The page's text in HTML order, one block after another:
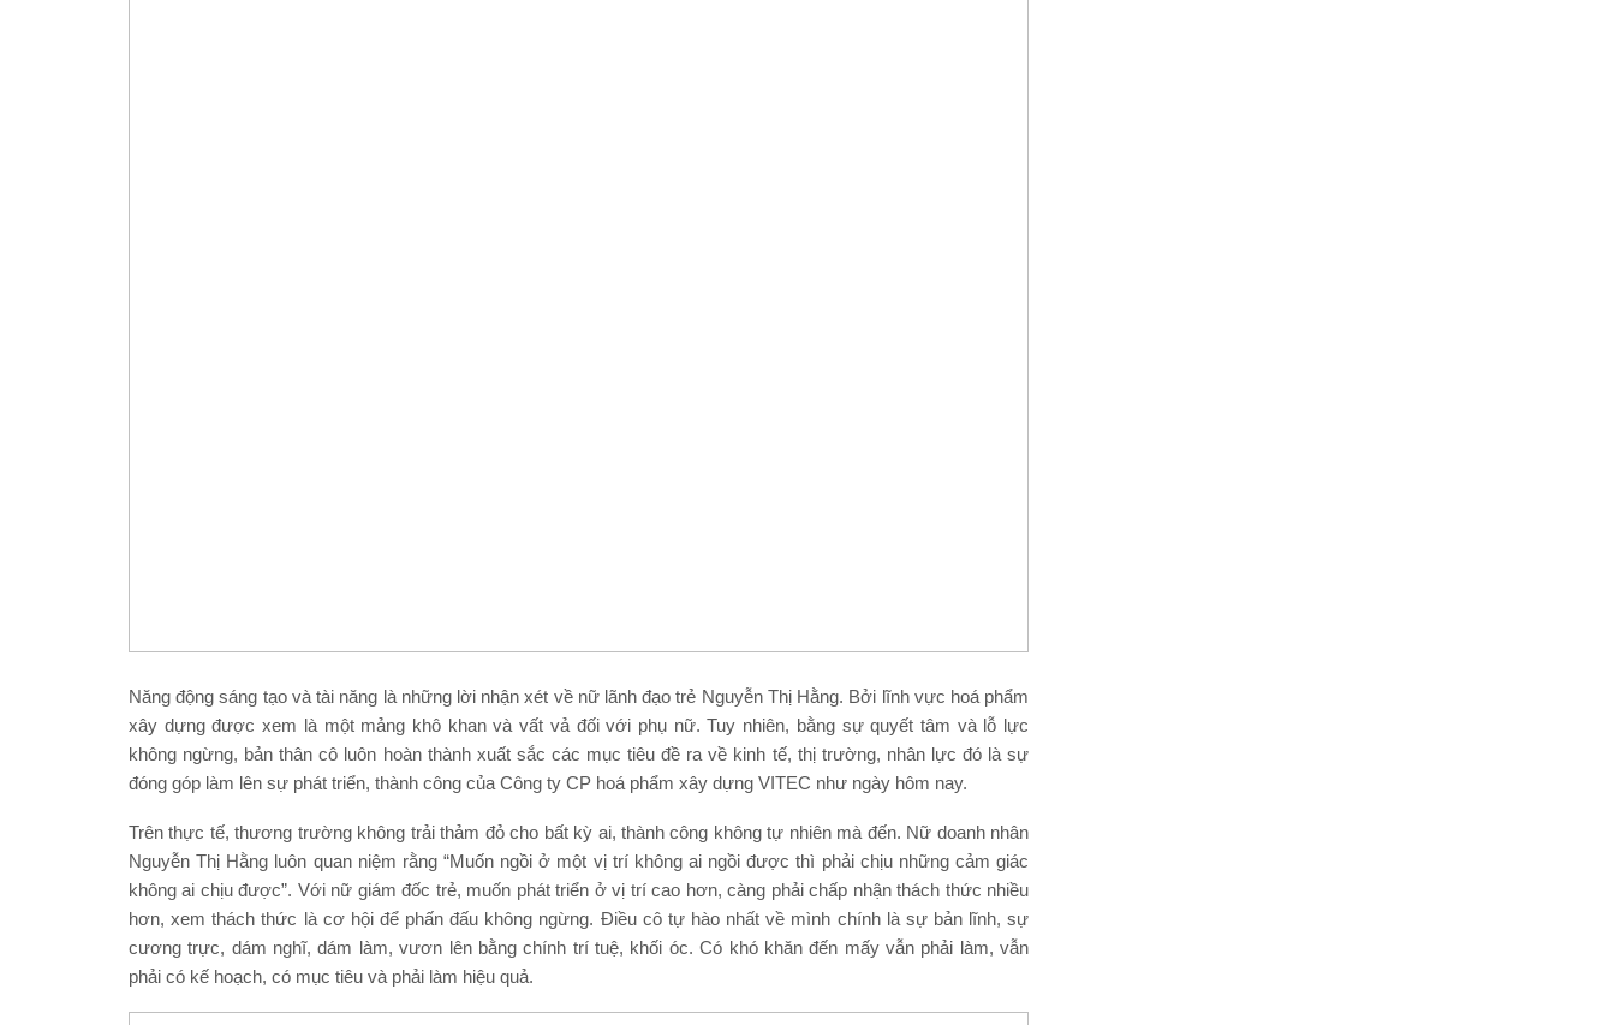
Năng động sáng tạo và tài năng là những lời nhận xét về nữ lãnh đạo trẻ Nguyễn Thị Hằng. Bởi lĩnh vực hoá phẩm
xây dựng được xem là một mảng khô khan và vất vả đối với phụ nữ. Tuy nhiên, bằng sự quyết tâm và lỗ lực
không ngừng, bản thân cô luôn hoàn thành xuất sắc các mục tiêu đề ra về kinh tế, thị trường, nhân lực đó là sự
đóng góp làm lên sự phát triển, thành công của Công ty CP hoá phẩm xây dựng VITEC như ngày hôm nay.
Trên thực tế, thương trường không trải thảm đỏ cho bất kỳ ai, thành công không tự nhiên mà đến. Nữ doanh nhân
Nguyễn Thị Hằng luôn quan niệm rằng “Muốn ngồi ở một vị trí không ai ngồi được thì phải chịu những cảm giác
không ai chịu được”. Với nữ giám đốc trẻ, muốn phát triển ở vị trí cao hơn, càng phải chấp nhận thách thức nhiều
hơn, xem thách thức là cơ hội để phấn đấu không ngừng. Điều cô tự hào nhất về mình chính là sự bản lĩnh, sự
cương trực, dám nghĩ, dám làm, vươn lên bằng chính trí tuệ, khối óc. Có khó khăn đến mấy vẫn phải làm, vẫn
phải có kế hoạch, có mục tiêu và phải làm hiệu quả.